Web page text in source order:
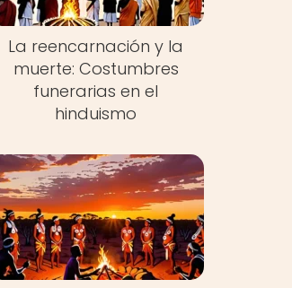
La reencarnación y la
muerte: Costumbres
funerarias en el
hinduismo